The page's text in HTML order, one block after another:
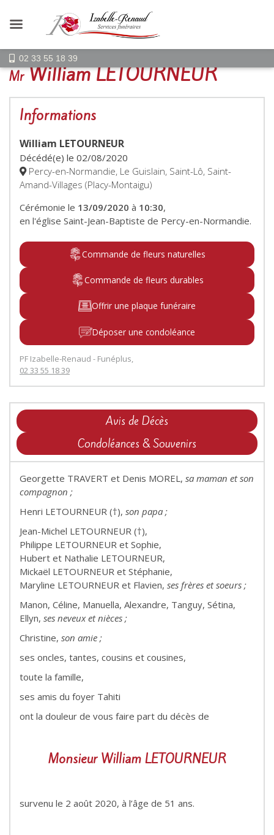
02 33 55 18 39
MrWilliam LETOURNEUR
Informations
William LETOURNEUR
Décédé(e) le 02/08/2020
Percy-en-Normandie, Le Guislain, Saint-Lô, Saint-
Amand-Villages (Placy-Montaigu)
Cérémonie le 13/09/2020 à 10:30,
en l'église Saint-Jean-Baptiste de Percy-en-Normandie.
Commande de fleurs naturelles
Commande de fleurs durables
Offrir une plaque funéraire
Déposer une condoléance
PF Izabelle-Renaud - Funéplus,
02 33 55 18 39
Avis de Décès
Condoléances & Souvenirs
Georgette TRAVERT et Denis MOREL, sa maman et son
compagnon ;
Henri LETOURNEUR (†), son papa ;
Jean-Michel LETOURNEUR (†),
Philippe LETOURNEUR et Sophie,
Hubert et Nathalie LETOURNEUR,
Mickaël LETOURNEUR et Stéphanie,
Maryline LETOURNEUR et Flavien, ses frères et soeurs ;
Manon, Céline, Manuella, Alexandre, Tanguy, Sétina,
Ellyn, ses neveux et nièces ;
Christine, son amie ;
ses oncles, tantes, cousins et cousines,
toute la famille,
ses amis du foyer Tahiti
ont la douleur de vous faire part du décès de
Monsieur William LETOURNEUR
survenu le 2 août 2020, à l’âge de 51 ans.